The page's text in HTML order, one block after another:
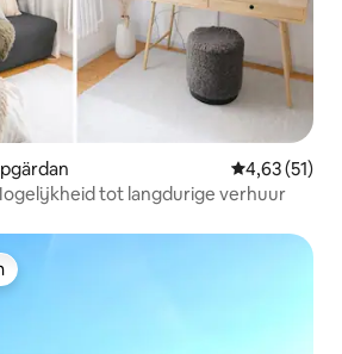
Gemiddelde
4,63 (51)
tot langdurige verhuur